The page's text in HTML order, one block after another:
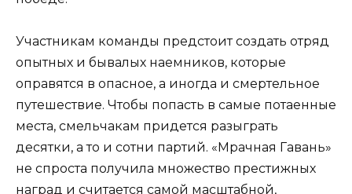
Участникам команды предстоит создать отряд
опытных и бывалых наемников, которые
оправятся в опасное, а иногда и смертельное
путешествие. Чтобы попасть в самые потаенные
места, смельчакам придется разыграть
десятки, а то и сотни партий. «Мрачная Гавань»
не спроста получила множество престижных
наград и считается самой масштабной,